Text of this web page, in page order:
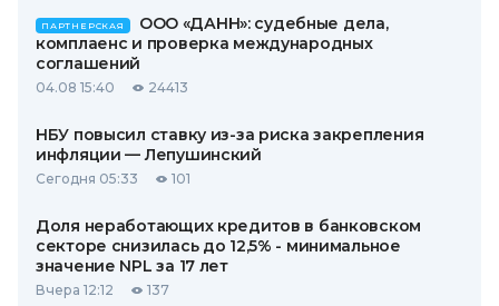
ПАРТНЕРСКАЯ
ООО «ДАНН»: судебные дела,
комплаенс и проверка международных
соглашений
04.08 15:40 24413
НБУ повысил ставку из-за риска закрепления
инфляции — Лепушинский
Сегодня 05:33 101
Доля неработающих кредитов в банковском
секторе снизилась до 12,5% - минимальное
значение NPL за 17 лет
Вчера 12:12 137